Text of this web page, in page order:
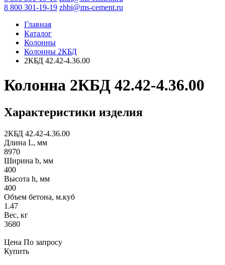
8 800 301-19-19 zhbi@ms-cement.ru
Главная
Каталог
Колонны
Колонны 2КБД
2КБД 42.42-4.36.00
Колонна 2КБД 42.42-4.36.00
Характеристики изделия
2КБД 42.42-4.36.00
Длина L, мм
8970
Ширина b, мм
400
Высота h, мм
400
Объем бетона, м.куб
1.47
Вес, кг
3680
Цена По запросу
Купить